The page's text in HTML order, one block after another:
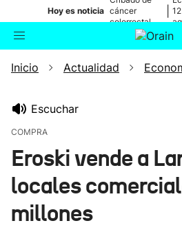
Hoy es noticia cáncer
colorrectal
Buscador
Inicio Actualidad
Escuchar
COMPRA
Eroski vende a
locales
millones